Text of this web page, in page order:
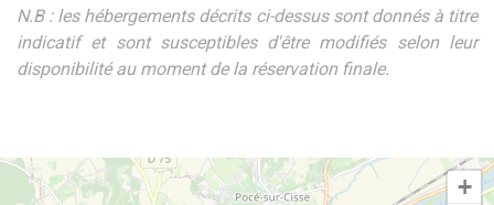
N.B : les hébergements décrits ci-dessus sont donnés à titre
indicatif et sont susceptibles d'être modifiés selon leur
disponibilité au moment de la réservation finale.
+